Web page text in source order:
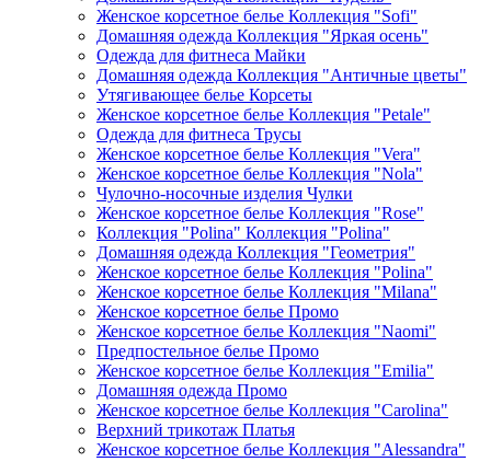
Женское корсетное белье Коллекция "Sofi"
Домашняя одежда Коллекция "Яркая осень"
Одежда для фитнеса Майки
Домашняя одежда Коллекция "Античные цветы"
Утягивающее белье Корсеты
Женское корсетное белье Коллекция "Petale"
Одежда для фитнеса Трусы
Женское корсетное белье Коллекция "Vera"
Женское корсетное белье Коллекция "Nola"
Чулочно-носочные изделия Чулки
Женское корсетное белье Коллекция "Rose"
Коллекция "Polina" Коллекция "Polina"
Домашняя одежда Коллекция "Геометрия"
Женское корсетное белье Коллекция "Polina"
Женское корсетное белье Коллекция "Milana"
Женское корсетное белье Промо
Женское корсетное белье Коллекция "Naomi"
Предпостельное белье Промо
Женское корсетное белье Коллекция "Emilia"
Домашняя одежда Промо
Женское корсетное белье Коллекция "Carolina"
Верхний трикотаж Платья
Женское корсетное белье Коллекция "Alessandra"